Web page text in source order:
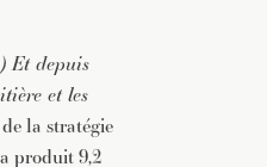
Et depuis
et les
la stratégie
produit 9,2